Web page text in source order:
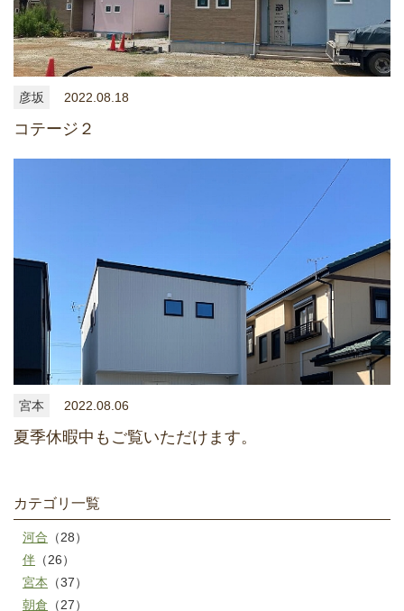
彦坂 2022.08.18
コテージ２
宮本 2022.08.06
夏季休暇中もご覧いただけます。
カテゴリ一覧
河合 （28）
伴 （26）
宮本 （37）
朝倉 （27）